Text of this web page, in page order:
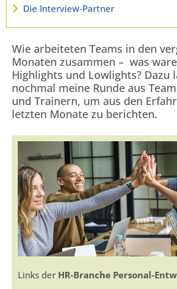
Die Interview-Partner
Wie arbeiteten Teams in den
Monaten zusammen – was
Highlights und Lowlights? Dazu
nochmal meine Runde aus
und Trainern, um aus den
letzten Monate zu berichten.
Links der HR-Branche Personal-